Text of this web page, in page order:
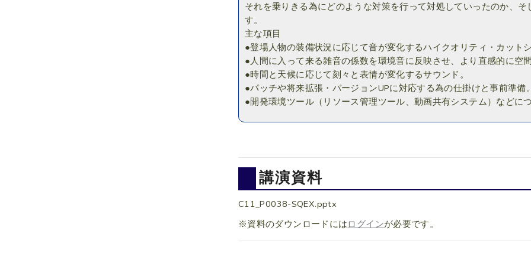
それを乗りきる為にどのような対策を行って対処していったのか、
す。
主な項目
●登場人物の装備状況に応じて音が変化するハイクオリティ・カット
●人間に入って来る雑音の係数を環境音に反映させ、より直感的に空
●時間と天候に応じて刻々と表情が変化するサウンド。
●パッチや将来拡張・バージョンUPに対応する為の仕掛けと事前準備
●開発環境ツール（リソース管理ツール、動画共有システム）などに
講演資料
C11_P0038-SQEX.pptx
※資料のダウンロードには ログインが必要です。